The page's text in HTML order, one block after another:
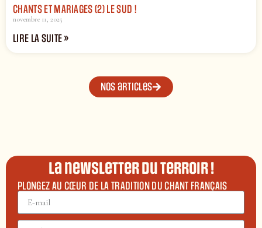
CHANTS ET MARIAGES (2) LE SUD !
novembre 11, 2025
LIRE LA SUITE »
Nos articles
La newsletter du terroir !
PLONGEZ AU CŒUR DE LA TRADITION DU CHANT FRANÇAIS